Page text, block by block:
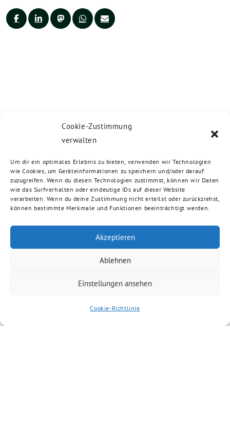
Cookie-Zustimmung
verwalten
Um dir ein optimales Erlebnis zu bieten, verwenden wir Technologien
wie Cookies, um Geräteinformationen zu speichern und/oder darauf
zuzugreifen. Wenn du diesen Technologien zustimmst, können wir Daten
wie das Surfverhalten oder eindeutige IDs auf dieser Website
verarbeiten. Wenn du deine Zustimmung nicht erteilst oder zurückziehst,
können bestimmte Merkmale und Funktionen beeinträchtigt werden.
Akzeptieren
Ablehnen
Einstellungen ansehen
Cookie-Richtlinie